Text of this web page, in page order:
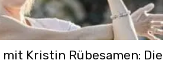
Kristin Rübesamen: Die